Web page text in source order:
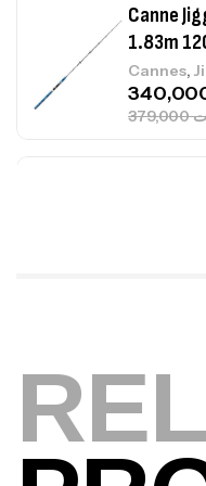
Canne
1.83m
Cannes,
379,000